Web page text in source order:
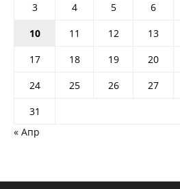
3
4 5 6
10
11 12 13
17
18 19 20
24
25 26 27
31
« Апр